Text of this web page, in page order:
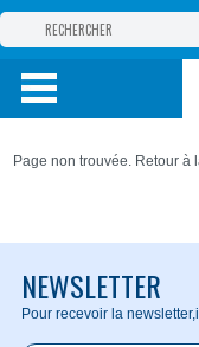
GROUPE
PRODUITS
Page non trouvée. Retour à
NEWSLETTER
Pour recevoir la newsletter,